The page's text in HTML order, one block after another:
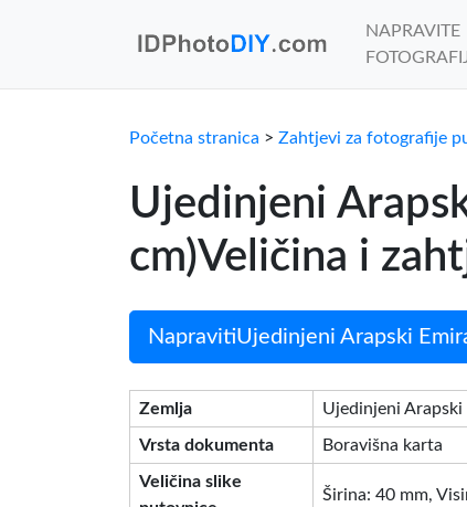
NAPRAVITE
Početna stranica > Zahtjevi za fotografije
Ujedinjeni
cm)Veličina i
NapravitiUjedinjeni Arapski
Zemlja Ujedinjeni Arapski
Vrsta dokumenta Boravišna karta
Veličina slike
Širina: 40 mm,